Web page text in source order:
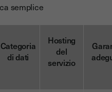
semplice
Categoria
di dati
Hosting
del
servizio